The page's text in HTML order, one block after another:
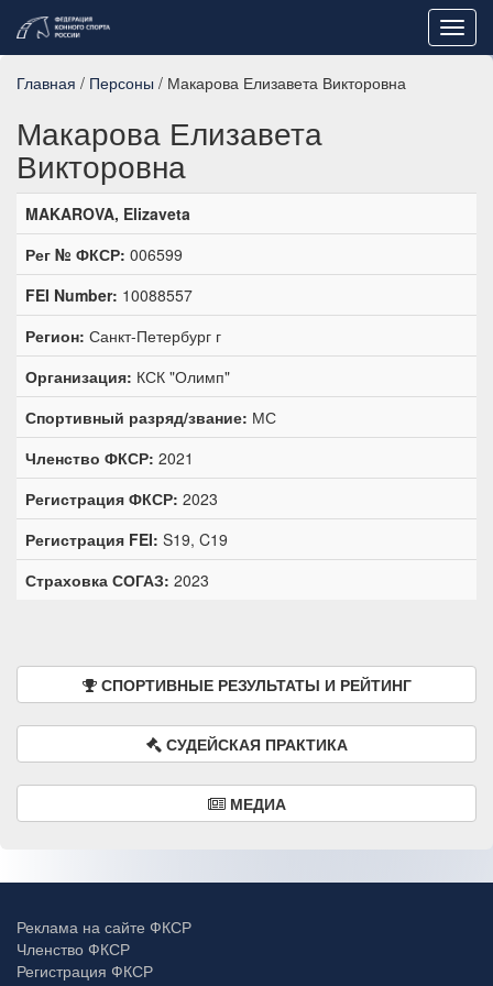
Главная / Персоны / Макарова Елизавета Викторовна
Макарова Елизавета
Викторовна
MAKAROVA, Elizaveta
Рег № ФКСР: 006599
FEI Number: 10088557
Регион: Санкт-Петербург г
Организация: КСК "Олимп"
Спортивный разряд/звание: МС
Членство ФКСР: 2021
Регистрация ФКСР: 2023
Регистрация FEI: S19, C19
Страховка СОГАЗ: 2023
СПОРТИВНЫЕ РЕЗУЛЬТАТЫ И РЕЙТИНГ
СУДЕЙСКАЯ ПРАКТИКА
МЕДИА
Реклама на сайте ФКСР
Членство ФКСР
Регистрация ФКСР